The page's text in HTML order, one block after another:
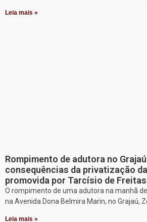
Leia mais »
Rompimento de adutora no
consequências da privatização
promovida por Tarcísio de Freitas
O rompimento de uma adutora na manhã
na Avenida Dona Belmira Marin, no Grajaú,
Leia mais »